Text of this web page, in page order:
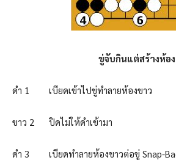
ขู่จับกินแต่สร้างห้อง
ดำ 1 เบียดเข้าไปขู่ทำลายห้องขาว
ขาว 2 ปิดไม่ให้ดำเข้ามา
ดำ 3 เบียดทำลายห้องขาวต่อขู่ Snap-